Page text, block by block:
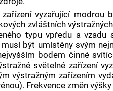
vyzařující modrou
zvláštních
typu vpředu a
být umístěny svým
bodem činné
světelné zařízení
výstražným zařízením
Frekvence změn